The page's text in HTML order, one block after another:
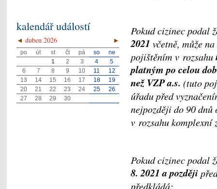
Pokud cizinec podal
2021 včetně, může
pojištěním v rozsahu
platným po celou
než VZP a.s. (tuto
úřadu před
nejpozději do 90 dnů
v rozsahu komplexní
Pokud cizinec podal
8. 2021 a později
předkládá:
kalendář událostí
◄ ►
duben 2026
po út st čt pá so
ne
1
2 3 4
5
6
7 8 9 10 11
12
13
14 15 16 17 18
19
20
21 22 23 24 25
26
27
28 29 30